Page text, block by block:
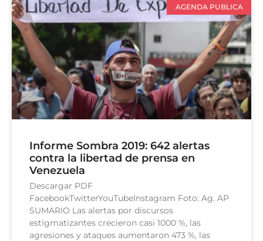
AGENDA PUBLICA
Informe Sombra 2019: 642 alertas
contra la libertad de prensa en
Venezuela
Descargar PDF
FacebookTwitterYouTubeInstagram Foto: Ag. AP
SUMARIO Las alertas por discursos
estigmatizantes crecieron casi 1000 %, las
agresiones y ataques aumentaron 473 %, las